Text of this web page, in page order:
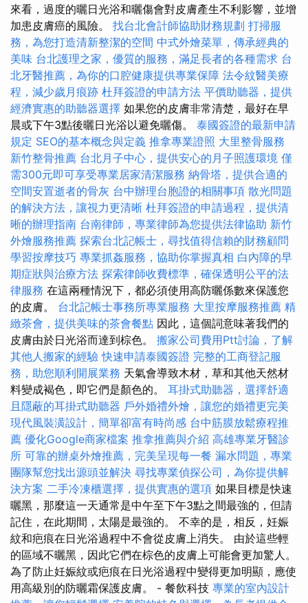
來看，過度的曬日光浴和曬傷會對皮膚產生不利影響，並增
加患皮膚癌的風險。 找台北會計師協助財務規劃 打掃服
務，為您打造清新整潔的空間 中式外燴菜單，傳承經典的
美味 台北護理之家，優質的服務，滿足長者的各種需求 台
北牙醫推薦，為你的口腔健康提供專業保障 法令紋醫美療
程，減少歲月痕跡 杜拜簽證的申請方法 平價助聽器，提供
經濟實惠的助聽器選擇 如果您的皮膚非常清楚，最好在早
晨或下午3點後曬日光浴以避免曬傷。 泰國簽證的最新申請
規定 SEO的基本概念與定義 推拿專業證照 大里整骨服務
新竹整骨推薦 台北月子中心，提供安心的月子照護環境 僅
需300元即可享受專業居家清潔服務 納骨塔，提供合適的
空間安置逝者的骨灰 台中辦理台胞證的相關事項 散光問題
的解決方法，讓視力更清晰 杜拜簽證的申請過程，提供清
晰的辦理指南 台南律師，專業律師為您提供法律協助 新竹
外燴服務推薦 探索台北記帳士，尋找值得信賴的財務顧問
學習按摩技巧 專業抓姦服務，協助你掌握真相 白內障的早
期症狀與治療方法 探索律師收費標準，確保透明公平的法
律服務 在這兩種情況下，都必須使用高防曬係數來保護您
的皮膚。 台北記帳士事務所專業服務 大里按摩服務推薦 精
緻茶會，提供美味的茶會餐點 因此，這個詞意味著我們的
皮膚由於日光浴而達到棕色。 搬家公司費用Ptt討論，了解
其他人搬家的經驗 快速申請泰國簽證 完整的工商登記服
務，助您順利開展業務 天氣會導致木材，草和其他天然材
料變成褐色，即它們是顏色的。 耳掛式助聽器，選擇舒適
且隱蔽的耳掛式助聽器 戶外婚禮外燴，讓您的婚禮更完美
現代風裝潢設計，簡單卻富有時尚感 台中筋膜放鬆療程推
薦 優化Google商家檔案 推拿推薦與介紹 高雄專業牙醫診
所 可靠的辦桌外燴推薦，完美呈現每一餐 漏水問題，專業
團隊幫您找出源頭並解決 尋找專業偵探公司，為你提供解
決方案 二手冷凍櫃選擇，提供實惠的選項 如果目標是快速
曬黑，那麼這一天通常是中午至下午3點之間最強的，但請
記住，在此期間，太陽是最強的。 不幸的是，相反，妊娠
紋和疤痕在日光浴過程中不會從皮膚上消失。 由於這些輕
的區域不曬黑，因此它們在棕色的皮膚上可能會更加驚人。
為了防止妊娠紋或疤痕在日光浴過程中變得更加明顯，應使
用高級別的防曬霜保護皮膚。 - 餐飲科技 專業的室內設計